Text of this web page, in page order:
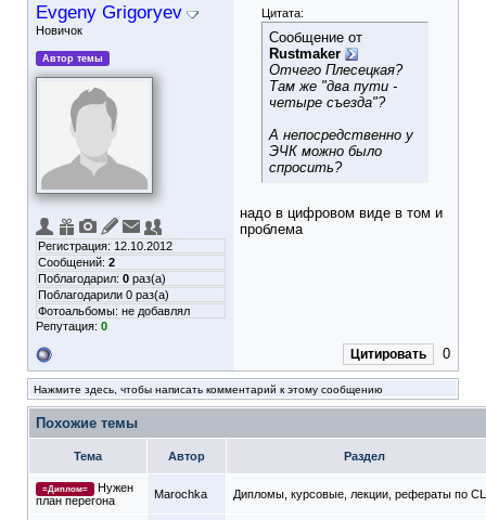
Evgeny Grigoryev
Новичок
Автор темы
Регистрация: 12.10.2012
Сообщений: 2
Поблагодарил: 0 раз(а)
Поблагодарили 0 раз(а)
Фотоальбомы: не добавлял
Репутация: 0
Цитата:
Сообщение от
Rustmaker
Отчего Плесецкая?
Там же "два пути -
четыре съезда"?
А непосредственно у
ЭЧК можно было
спросить?
надо в цифровом виде в том и
проблема
Цитировать 0
Нажмите здесь, чтобы написать комментарий к этому сообщению
Похожие темы
Тема Автор Раздел
=Диплом=
Нужен
план перегона
Marochka Дипломы, курсовые, лекции, рефераты по